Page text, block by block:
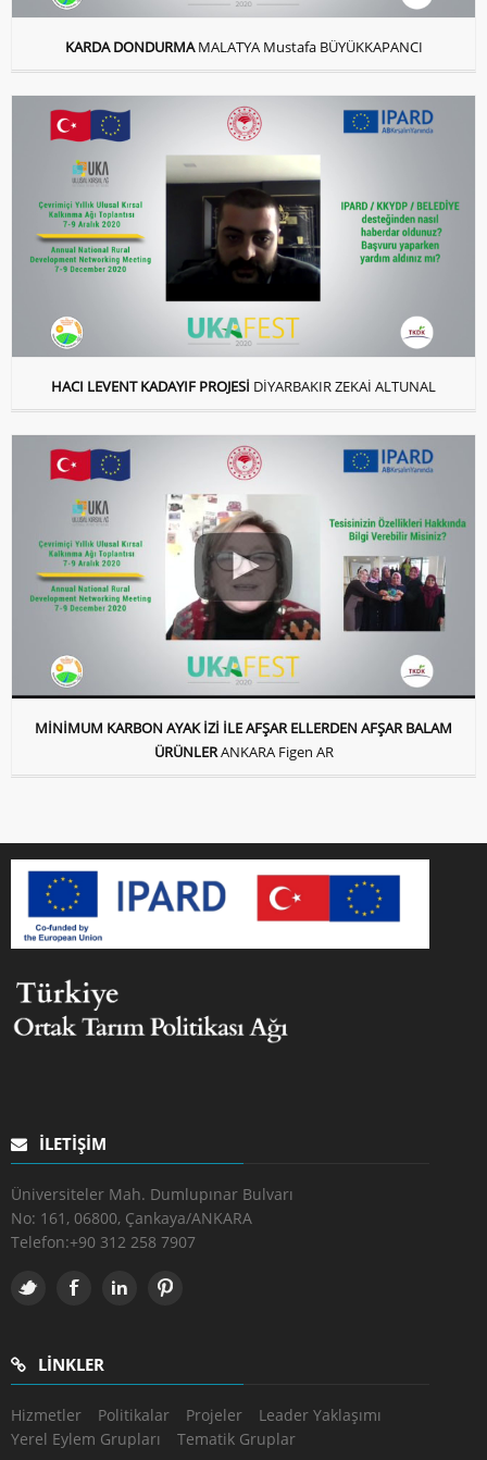
KARDA DONDURMA MALATYA Mustafa BÜYÜKKAPANCI
HACI LEVENT KADAYIF PROJESİ DİYARBAKIR ZEKAİ ALTUNAL
MİNİMUM KARBON AYAK İZİ İLE AFŞAR ELLERDEN AFŞAR BALAM
ÜRÜNLERANKARA Figen AR
İLETIŞIM
Üniversiteler Mah. Dumlupınar Bulvarı
No: 161, 06800, Çankaya/ANKARA
Telefon:+90 312 258 7907
LINKLER
Hizmetler Politikalar Projeler
Leader Yaklaşımı
Yerel Eylem Grupları
Tematik Gruplar